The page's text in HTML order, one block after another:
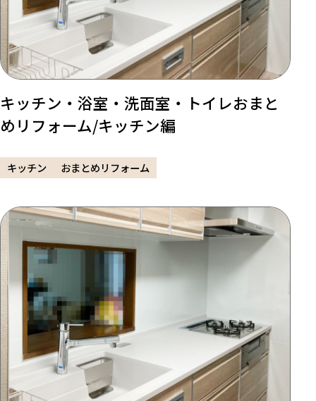
キッチン・浴室・洗面室・トイレおまと
めリフォーム/キッチン編
キッチン おまとめリフォーム